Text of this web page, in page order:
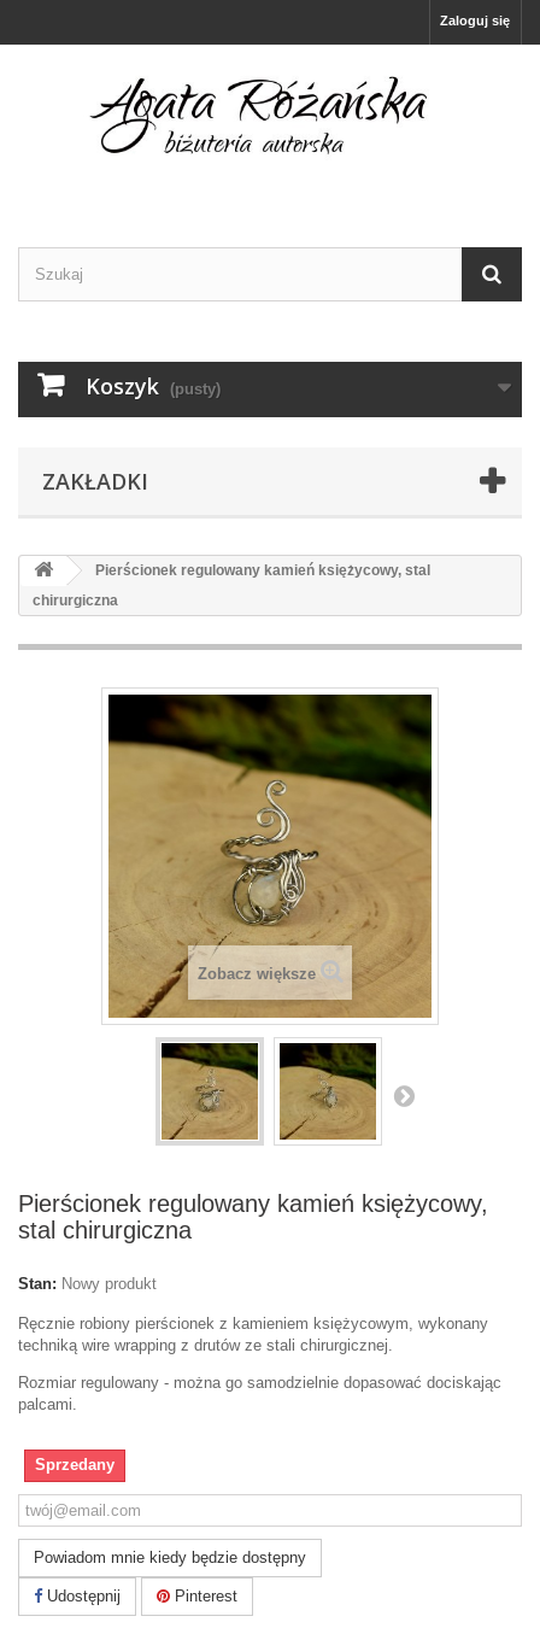
Zaloguj się
Koszyk (pusty)
ZAKŁADKI
Pierścionek regulowany kamień księżycowy, stal
chirurgiczna
Zobacz większe
Pierścionek regulowany kamień księżycowy,
stal chirurgiczna
Stan: Nowy produkt
Ręcznie robiony pierścionek z kamieniem księżycowym, wykonany
techniką wire wrapping z drutów ze stali chirurgicznej.
Rozmiar regulowany - można go samodzielnie dopasować dociskając
palcami.
Sprzedany
Powiadom mnie kiedy będzie dostępny
Udostępnij Pinterest